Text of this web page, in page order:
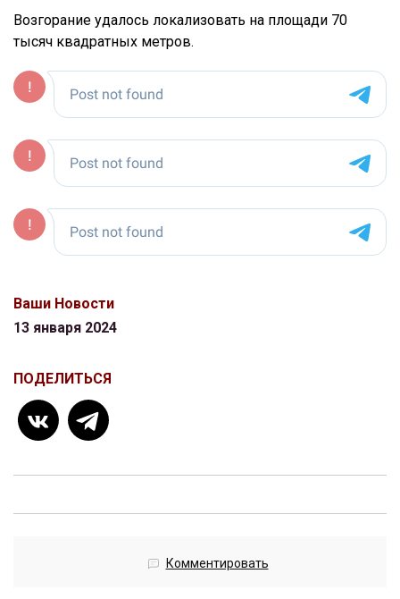
Возгорание удалось локализовать на площади 70
тысяч квадратных метров.
Ваши Новости
13 января 2024
ПОДЕЛИТЬСЯ
Комментировать